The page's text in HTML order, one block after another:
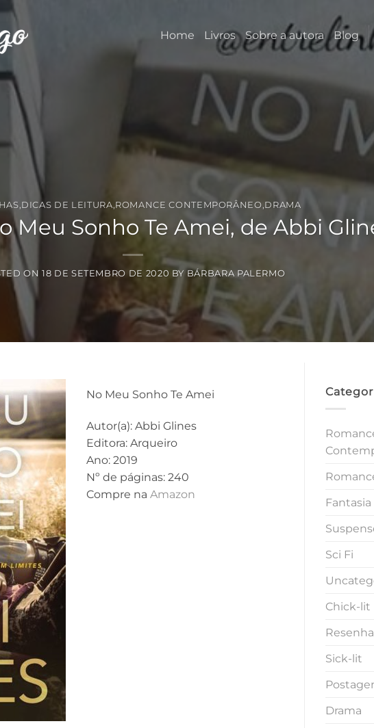
Home Livros Sobre a autora Blog
,DICAS DE LEITURA,ROMANCE CONTEMPORÂNEO,DRAMA
Meu Sonho Te Amei, de Abbi
ON 18 DE SETEMBRO DE 2020 BY BÁRBARA PALERMO
No Meu Sonho Te Amei
Autor(a): Abbi Glines
Editora: Arqueiro
Ano: 2019
Nº de páginas: 240
Compre na Amazon
Fantasia
Sci Fi
Chick-lit
Sick-lit
Drama